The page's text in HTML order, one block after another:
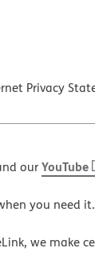
Privacy
ourYouTube
you need
we make